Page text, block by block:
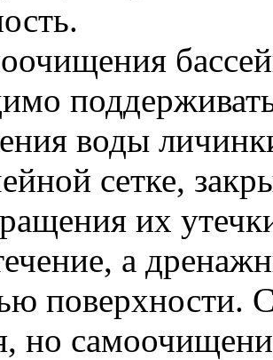
воды
сетке,
их
а
поверхности.
но